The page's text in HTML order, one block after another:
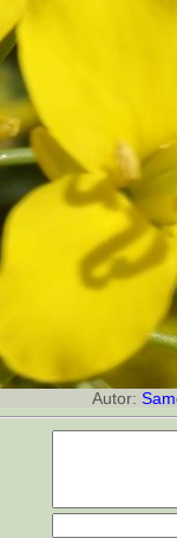
Autor: